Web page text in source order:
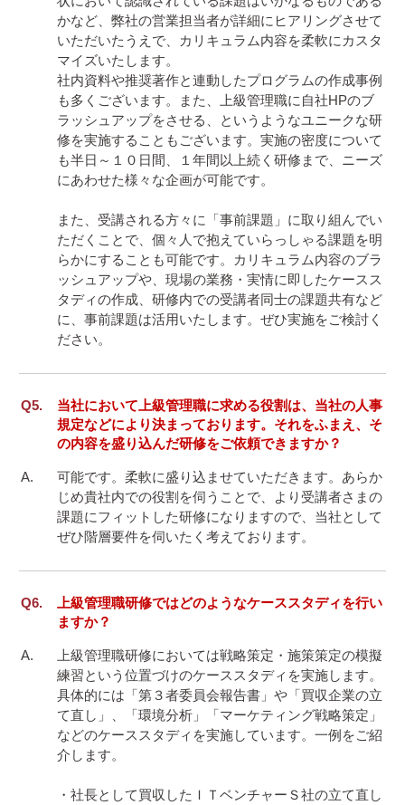
かなど、弊社の営業担当者が詳細にヒアリングさせて
いただいたうえで、カリキュラム内容を柔軟にカスタ
マイズいたします。
社内資料や推奨著作と連動したプログラムの作成事例
も多くございます。また、上級管理職に自社HPのブ
ラッシュアップをさせる、というようなユニークな研
修を実施することもございます。実施の密度について
も半日～１０日間、１年間以上続く研修まで、ニーズ
にあわせた様々な企画が可能です。
また、受講される方々に「事前課題」に取り組んでい
ただくことで、個々人で抱えていらっしゃる課題を明
らかにすることも可能です。カリキュラム内容のブラ
ッシュアップや、現場の業務・実情に即したケースス
タディの作成、研修内での受講者同士の課題共有など
に、事前課題は活用いたします。ぜひ実施をご検討く
ださい。
当社において上級管理職に求める役割は、当社の人事
規定などにより決まっております。それをふまえ、そ
の内容を盛り込んだ研修をご依頼できますか？
可能です。柔軟に盛り込ませていただきます。あらか
じめ貴社内での役割を伺うことで、より受講者さまの
課題にフィットした研修になりますので、当社として
上級管理職研修ではどのようなケーススタディを行い
ますか？
上級管理職研修においては戦略策定・施策策定の模擬
練習という位置づけのケーススタディを実施します。
具体的には「第３者委員会報告書」や「買収企業の立
て直し」、「環境分析」「マーケティング戦略策定」
などのケーススタディを実施しています。一例をご紹
介します。
・社長として買収したＩＴベンチャーＳ社の立て直し